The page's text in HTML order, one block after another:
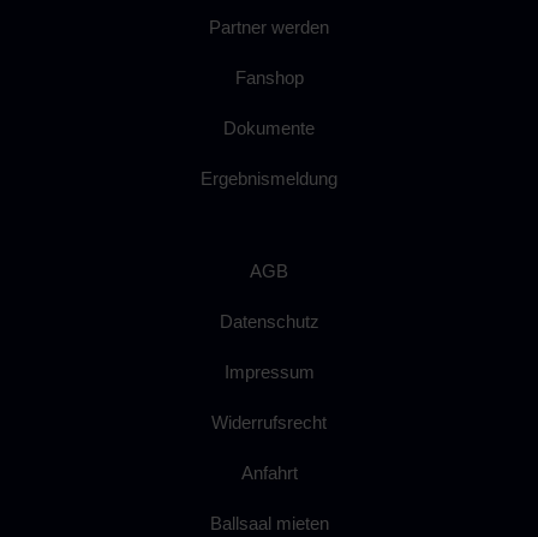
Partner werden
Fanshop
Dokumente
Ergebnismeldung
AGB
Datenschutz
Impressum
Widerrufsrecht
Anfahrt
Ballsaal mieten